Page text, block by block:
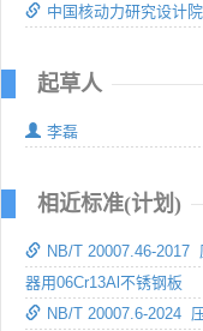
中国核动力研究设计院
起草人
李磊
相近标准(计划)
NB/T 20007.46-2017
器用06Cr13Al不锈钢板
NB/T 20007.6-2024